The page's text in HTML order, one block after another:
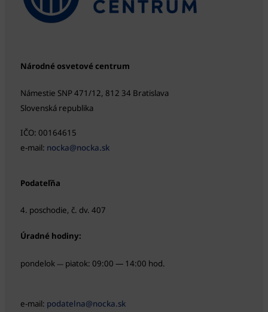
Národné osvetové centrum
Námestie SNP 471/12, 812 34 Bratislava
Slovenská republika
IČO: 00164615
e-mail: nocka@nocka.sk
Podateľňa
4. poschodie, č. dv. 407
Úradné hodiny:
pondelok — piatok: 09:00 — 14:00 hod.
e-mail: podatelna@nocka.sk